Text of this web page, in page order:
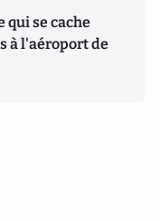
qui se cache
à l'aéroport de